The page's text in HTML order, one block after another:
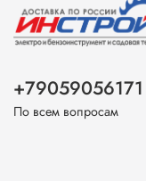
+79059056171
По всем вопросам